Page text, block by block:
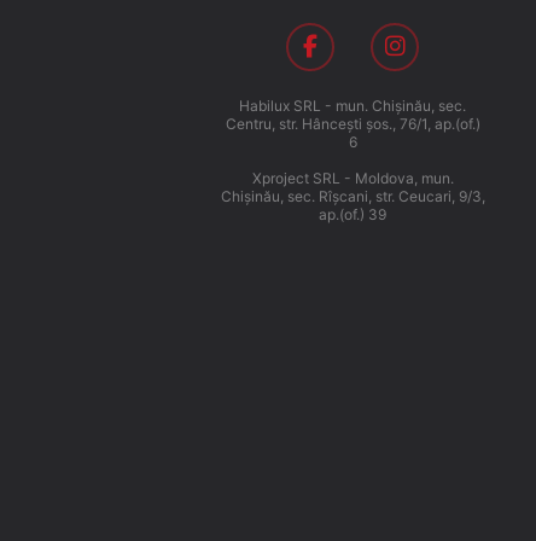
Habilux SRL - mun. Chişinău, sec.
Centru, str. Hânceşti şos., 76/1, ap.(of.)
6
Xproject SRL - Moldova, mun.
Chişinău, sec. Rîşcani, str. Ceucari, 9/3,
ap.(of.) 39